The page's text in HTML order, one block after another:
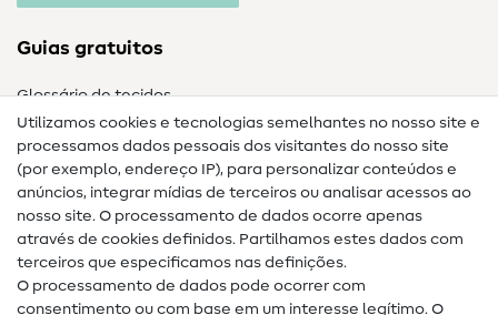
Guias gratuitos
Glossário de tecidos
Guias de costura
Ajuda e contacto
Contacto
Mudança de proprietário
Utilizamos cookies e tecnologias semelhantes no nosso site e
processamos dados pessoais dos visitantes do nosso site
(por exemplo, endereço IP), para personalizar conteúdos e
anúncios, integrar mídias de terceiros ou analisar acessos ao
nosso site. O processamento de dados ocorre apenas
através de cookies definidos. Partilhamos estes dados com
terceiros que especificamos nas definições.
O processamento de dados pode ocorrer com
consentimento ou com base em um interesse legítimo. O